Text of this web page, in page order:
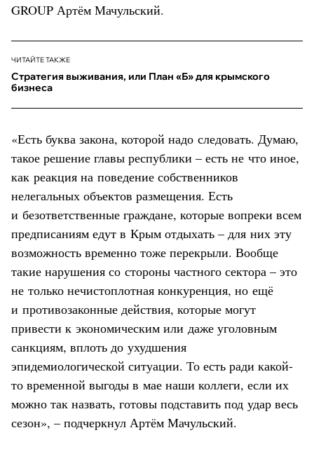
GROUP Артём Мачульский.
ЧИТАЙТЕ ТАКЖЕ
Стратегия выживания, или План «Б» для крымского
бизнеса
«Есть буква закона, которой надо следовать. Думаю,
такое решение главы республики – есть не что иное,
как реакция на поведение собственников
нелегальных объектов размещения. Есть
и безответственные граждане, которые вопреки всем
предписаниям едут в Крым отдыхать – для них эту
возможность временно тоже перекрыли. Вообще
такие нарушения со стороны частного сектора – это
не только нечистоплотная конкуренция, но ещё
и противозаконные действия, которые могут
привести к экономическим или даже уголовным
санкциям, вплоть до ухудшения
эпидемиологической ситуации. То есть ради какой-
то временной выгоды в мае наши коллеги, если их
можно так назвать, готовы подставить под удар весь
сезон», – подчеркнул Артём Мачульский.